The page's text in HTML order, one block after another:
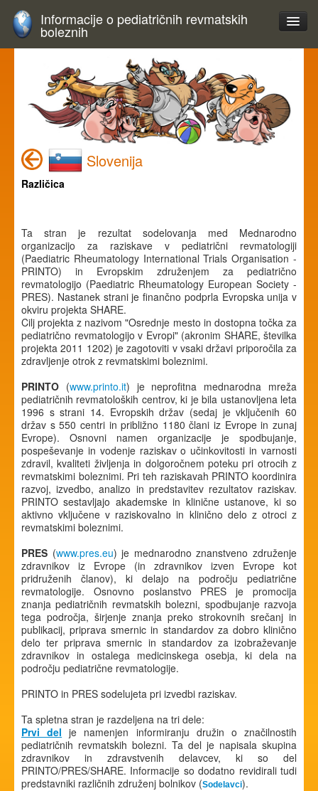
Informacije o pediatričnih revmatskih
boleznih
Slovenija
Različica
Ta stran je rezultat sodelovanja med Mednarodno
organizacijo za raziskave v pediatrični revmatologiji
(Paediatric Rheumatology International Trials Organisation -
PRINTO) in Evropskim združenjem za pediatrično
revmatologijo (Paediatric Rheumatology European Society -
PRES). Nastanek strani je finančno podprla Evropska unija v
okviru projekta SHARE.
Cilj projekta z nazivom "Osrednje mesto in dostopna točka za
pediatrično revmatologijo v Evropi" (akronim SHARE, številka
projekta 2011 1202) je zagotoviti v vsaki državi priporočila za
zdravljenje otrok z revmatskimi boleznimi.
PRINTO (www.printo.it) je neprofitna mednarodna mreža
pediatričnih revmatoloških centrov, ki je bila ustanovljena leta
1996 s strani 14. Evropskih držav (sedaj je vključenih 60
držav s 550 centri in približno 1180 člani iz Evrope in zunaj
Evrope). Osnovni namen organizacije je spodbujanje,
pospeševanje in vodenje raziskav o učinkovitosti in varnosti
zdravil, kvaliteti življenja in dolgoročnem poteku pri otrocih z
revmatskimi boleznimi. Pri teh raziskavah PRINTO koordinira
razvoj, izvedbo, analizo in predstavitev rezultatov raziskav.
PRINTO sestavljajo akademske in klinične ustanove, ki so
aktivno vključene v raziskovalno in klinično delo z otroci z
revmatskimi boleznimi.
PRES (www.pres.eu) je mednarodno znanstveno združenje
zdravnikov iz Evrope (in zdravnikov izven Evrope kot
pridruženih članov), ki delajo na področju pediatrične
revmatologije. Osnovno poslanstvo PRES je promocija
znanja pediatričnih revmatskih bolezni, spodbujanje razvoja
tega področja, širjenje znanja preko strokovnih srečanj in
publikacij, priprava smernic in standardov za dobro klinično
delo ter priprava smernic in standardov za izobraževanje
zdravnikov in ostalega medicinskega osebja, ki dela na
področju pediatrične revmatologije.
PRINTO in PRES sodelujeta pri izvedbi raziskav.
Ta spletna stran je razdeljena na tri dele:
Prvi del je namenjen informiranju družin o značilnostih
pediatričnih revmatskih bolezni. Ta del je napisala skupina
zdravnikov in zdravstvenih delavcev, ki so del
PRINTO/PRES/SHARE. Informacije so dodatno revidirali tudi
predstavniki različnih združenj bolnikov (Sodelavci).